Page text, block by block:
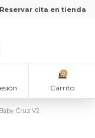
Reservar cita en tienda
0
Carrito
Cruz V2